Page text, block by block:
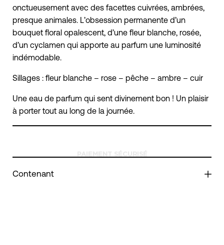
onctueusement avec des facettes cuivrées, ambrées,
presque animales. L’obsession permanente d’un
bouquet floral opalescent, d’une fleur blanche, rosée,
d’un cyclamen qui apporte au parfum une luminosité
indémodable.
Sillages : fleur blanche – rose – pêche – ambre – cuir
Une eau de parfum qui sent divinement bon ! Un plaisir
à porter tout au long de la journée.
Contenant